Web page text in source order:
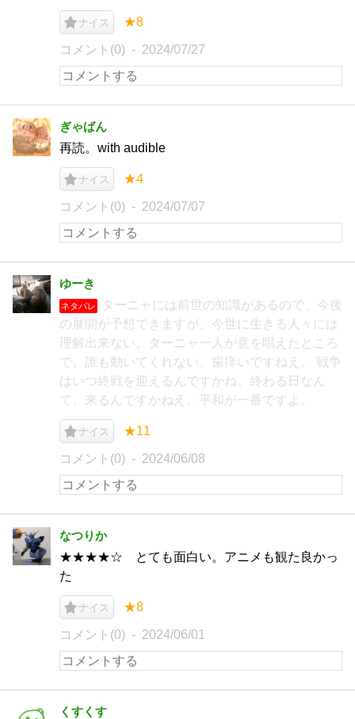
ナイス ★8
コメント(0) 2024/07/27
ぎゃばん
再読。with audible
ナイス ★4
コメント(0) 2024/07/07
ゆーき
ネタバレ
ターニャには前世の知識があるので、今後
の展開が予想できますが、今世に生きる人々には
理解出来ない。ターニャ一人が意を唱えたところ
で、誰も動いてくれない。歯痒いですねえ。 戦争
はいつ終戦を迎えるんですかね。終わる日なん
て、来るんですかねえ。平和が一番ですよ。
ナイス ★11
コメント(0) 2024/06/08
なつりか
★★★★☆ とても面白い。アニメも観た良かっ
た
ナイス ★8
コメント(0) 2024/06/01
くすくす